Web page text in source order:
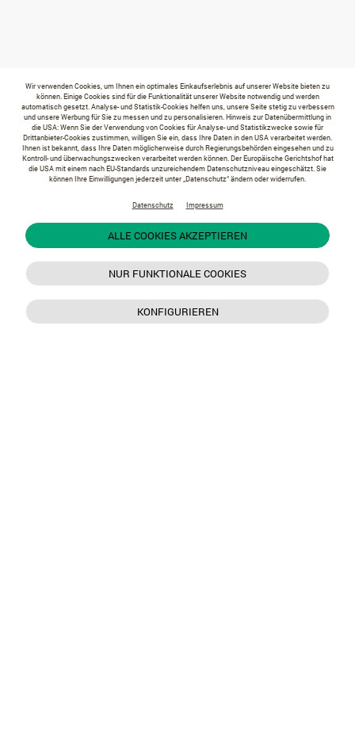
Wir verwenden Cookies, um Ihnen ein optimales Einkaufserlebnis auf unserer Website bieten zu
können. Einige Cookies sind für die Funktionalität unserer Website notwendig und werden
automatisch gesetzt. Analyse- und Statistik-Cookies helfen uns, unsere Seite stetig zu verbessern
und unsere Werbung für Sie zu messen und zu personalisieren. Hinweis zur Datenübermittlung in
die USA: Wenn Sie der Verwendung von Cookies für Analyse- und Statistikzwecke sowie für
Drittanbieter-Cookies zustimmen, willigen Sie ein, dass Ihre Daten in den USA verarbeitet werden.
Ihnen ist bekannt, dass Ihre Daten möglicherweise durch Regierungsbehörden eingesehen und zu
Kontroll- und überwachungszwecken verarbeitet werden können. Der Europäische Gerichtshof hat
die USA mit einem nach EU-Standards unzureichendem Datenschutzniveau eingeschätzt. Sie
können Ihre Einwilligungen jederzeit unter „Datenschutz“ ändern oder widerrufen.
Datenschutz Impressum
ALLE COOKIES AKZEPTIEREN
NUR FUNKTIONALE COOKIES
KONFIGURIEREN